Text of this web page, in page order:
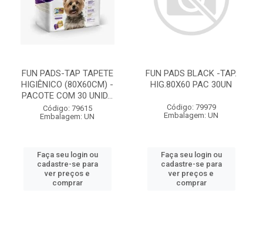
FUN PADS-TAP TAPETE
HIGIÊNICO (80X60CM) -
PACOTE COM 30 UNID...
Código: 79615
Embalagem: UN
Faça seu login ou
cadastre-se para
ver preços e
comprar
FUN PADS BLACK -TAP.
HIG.80X60 PAC 30UN
Código: 79979
Embalagem: UN
Faça seu login ou
cadastre-se para
ver preços e
comprar